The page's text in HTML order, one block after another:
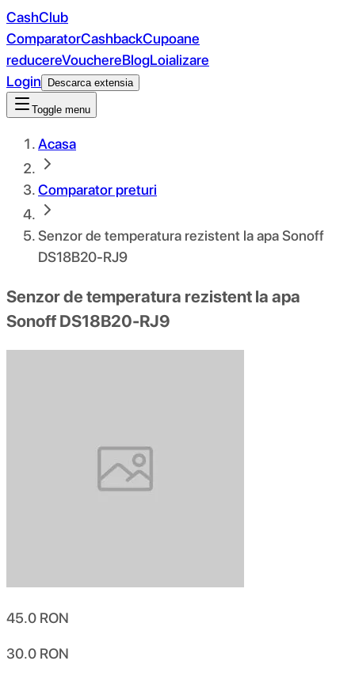
CashClub
ComparatorCashbackCupoane
reducereVouchereBlogLoializare
Login
Descarca extensia
Toggle menu
Acasa
Comparator preturi
Senzor de temperatura rezistent la apa Sonoff
DS18B20-RJ9
Senzor de temperatura rezistent la apa
Sonoff DS18B20-RJ9
45.0 RON
30.0 RON